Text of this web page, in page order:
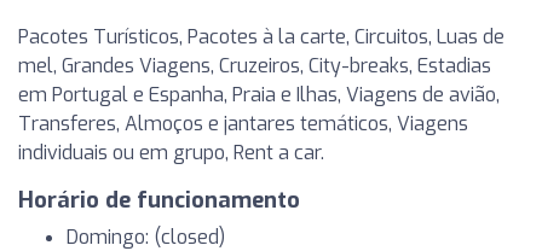
Pacotes Turísticos, Pacotes à la carte, Circuitos, Luas de
mel, Grandes Viagens, Cruzeiros, City-breaks, Estadias
em Portugal e Espanha, Praia e Ilhas, Viagens de avião,
Transferes, Almoços e jantares temáticos, Viagens
individuais ou em grupo, Rent a car.
Horário de funcionamento
Domingo: (closed)